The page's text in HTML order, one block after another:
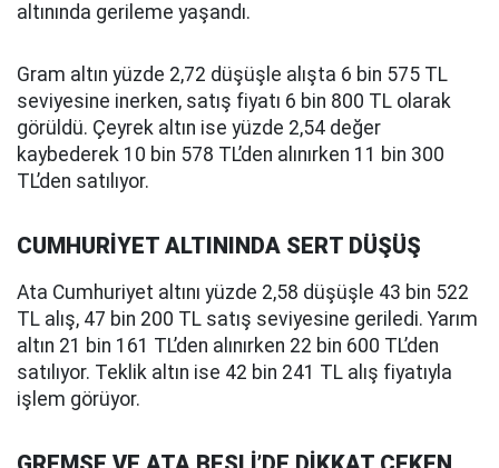
altınında gerileme yaşandı.
Gram altın yüzde 2,72 düşüşle alışta 6 bin 575 TL
seviyesine inerken, satış fiyatı 6 bin 800 TL olarak
görüldü. Çeyrek altın ise yüzde 2,54 değer
kaybederek 10 bin 578 TL’den alınırken 11 bin 300
TL’den satılıyor.
CUMHURİYET ALTININDA SERT DÜŞÜŞ
Ata Cumhuriyet altını yüzde 2,58 düşüşle 43 bin 522
TL alış, 47 bin 200 TL satış seviyesine geriledi. Yarım
altın 21 bin 161 TL’den alınırken 22 bin 600 TL’den
satılıyor. Teklik altın ise 42 bin 241 TL alış fiyatıyla
işlem görüyor.